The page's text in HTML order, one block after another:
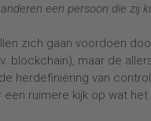
anderen een persoon die zij
zich gaan voordoen
blockchain), maar de
herdefiniëring van
ruimere kijk op wat